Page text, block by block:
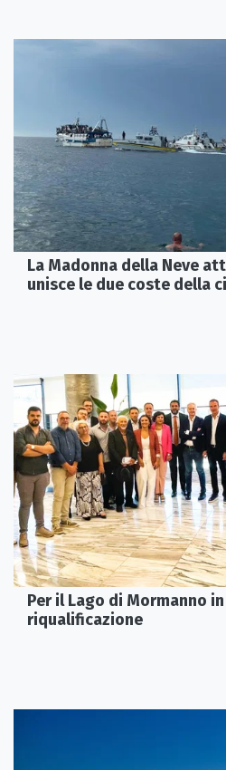
La Madonna della Neve
unisce le due coste della
Per il Lago di Mormanno
riqualificazione